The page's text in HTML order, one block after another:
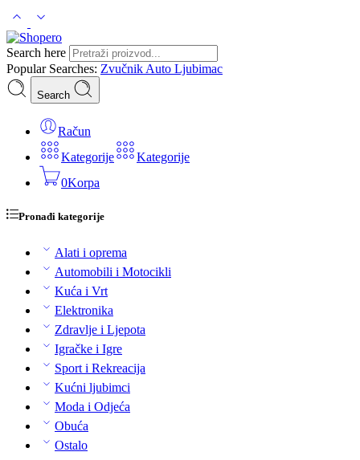
Search here
Popular Searches: Zvučnik Auto Ljubimac
Search
Račun
Kategorije
Kategorije
0Korpa
Pronađi kategorije
Alati i oprema
Automobili i Motocikli
Kuća i Vrt
Elektronika
Zdravlje i Ljepota
Igračke i Igre
Sport i Rekreacija
Kućni ljubimci
Moda i Odjeća
Obuća
Ostalo